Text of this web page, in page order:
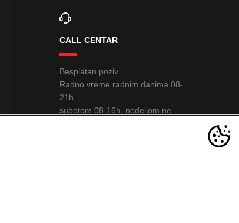
CALL CENTAR
Besplatan poziv.
Radno vreme radnim danima 08-
21h,
subotom 08-16h, nedeljom ne